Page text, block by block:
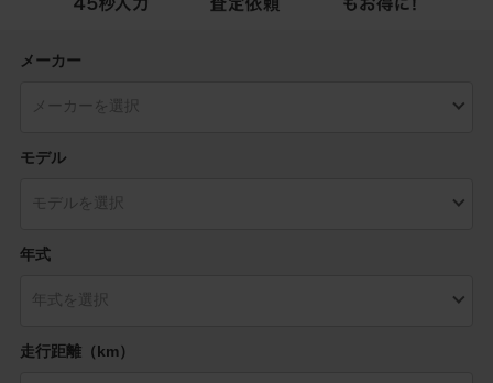
メーカー
モデル
年式
走行距離（km）